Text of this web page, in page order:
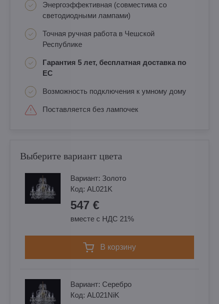
Энергоэффективная (совместима со
светодиодными лампами)
Точная ручная работа в Чешской
Республике
Гарантия 5 лет, бесплатная доставка по
ЕС
Возможность подключения к умному дому
Поставляется без лампочек
Выберите вариант цвета
Вариант: Золотo
Код: AL021K
547 €
вместе с НДС 21%
в корзину
Вариант: Cеребро
Код: AL021NiK